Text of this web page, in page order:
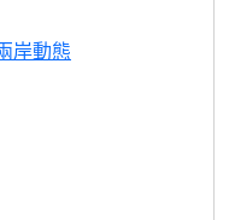
岸動態